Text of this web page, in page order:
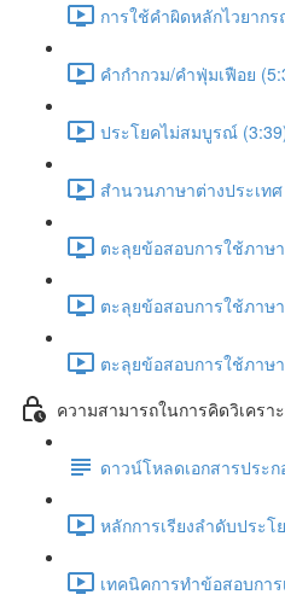
การใช้คำผิดหลักไวยาก
คำกำกวม/คำฟุ่มเฟือย
ประโยคไม่สมบูรณ์
สำนวนภาษาต่างประเท
ตะลุยข้อสอบการใช้ภาษ
ตะลุยข้อสอบการใช้ภาษ
ตะลุยข้อสอบการใช้ภาษ
ความสามารถในการคิดวิเครา
ดาวน์โหลดเอกสารประก
หลักการเรียงลำดับประโ
เทคนิคการทำข้อสอบกา